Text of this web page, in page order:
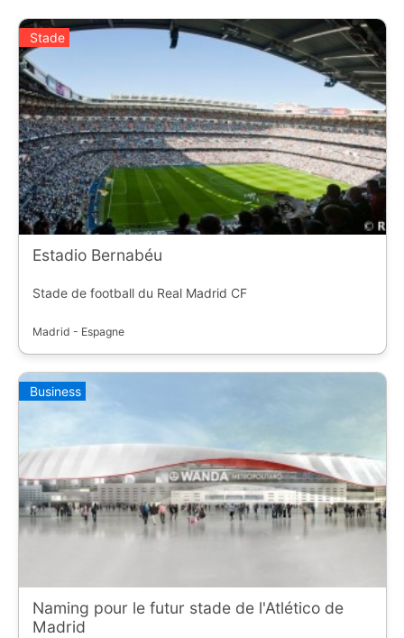
Stade
Estadio Bernabéu
Stade de football du Real Madrid CF
Madrid - Espagne
Business
Naming pour le futur stade de l'Atlético de
Madrid